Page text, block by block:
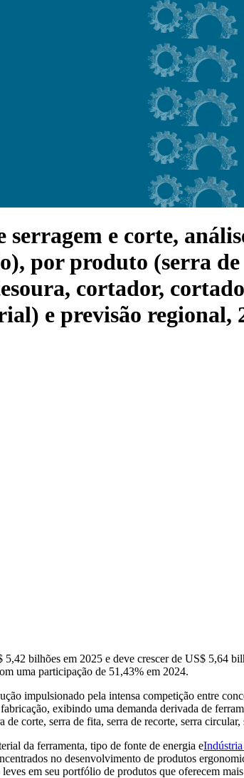
e corte,
por produto (serra
cortador,
e previsão regional,
bilhões em 2025 e deve crescer de US$ 5,64
uma participação de 51,43% em 2024.
impulsionado pela intensa competição entre
exibindo uma demanda derivada de
corte, serra de fita, serra de recorte, serra
da ferramenta, tipo de fonte de energia e
no desenvolvimento de produtos
em seu portfólio de produtos que oferecem